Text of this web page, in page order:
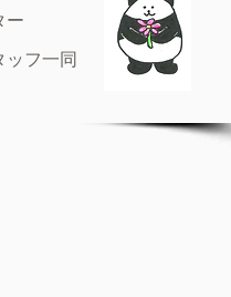
ンター
フ一同